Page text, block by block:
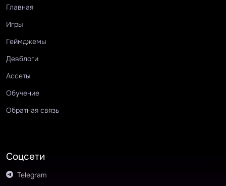
Главная
Игры
Геймджемы
Девблоги
Ассеты
Обучение
Обратная связь
Соцсети
Telegram